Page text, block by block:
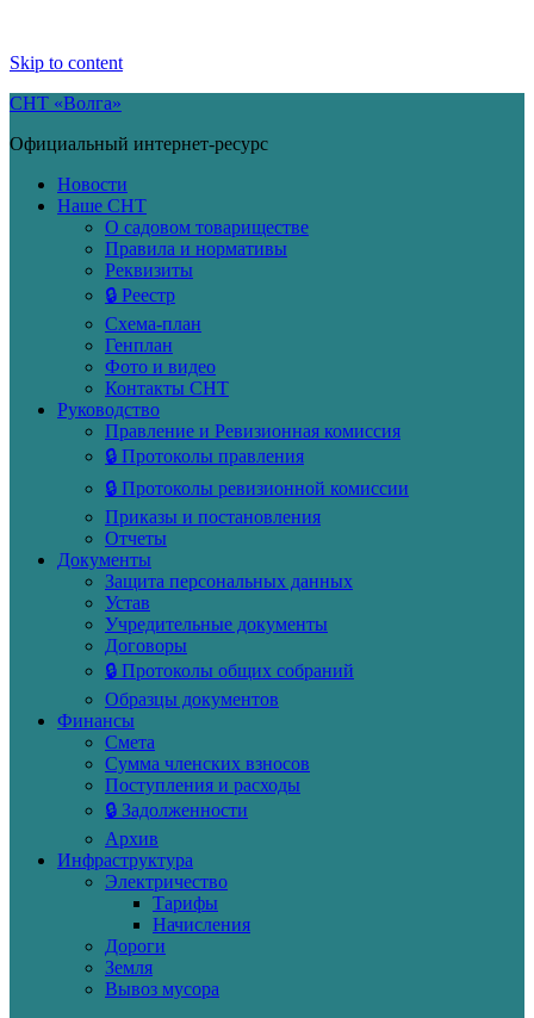
Skip to content
СНТ «Волга»
Официальный интернет-ресурс
Новости
Наше СНТ
О садовом товариществе
Правила и нормативы
Реквизиты
🔒 Реестр
Схема-план
Генплан
Фото и видео
Контакты СНТ
Руководство
Правление и Ревизионная комиссия
🔒 Протоколы правления
🔒 Протоколы ревизионной комиссии
Приказы и постановления
Отчеты
Документы
Защита персональных данных
Устав
Учредительные документы
Договоры
🔒 Протоколы общих собраний
Образцы документов
Финансы
Смета
Сумма членских взносов
Поступления и расходы
🔒 Задолженности
Архив
Инфраструктура
Электричество
Тарифы
Начисления
Дороги
Земля
Вывоз мусора